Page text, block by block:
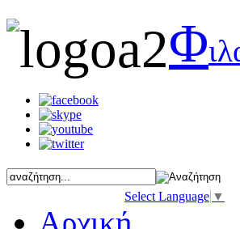
Φ
Select Language ▼
Αρχική